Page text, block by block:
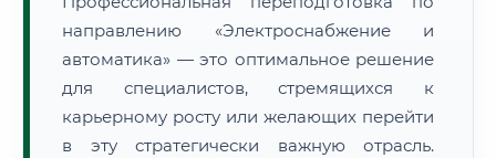
направлению «Электроснабжение и
автоматика» — это оптимальное решение
для специалистов, стремящихся к
карьерному росту или желающих перейти
в эту стратегически важную отрасль.